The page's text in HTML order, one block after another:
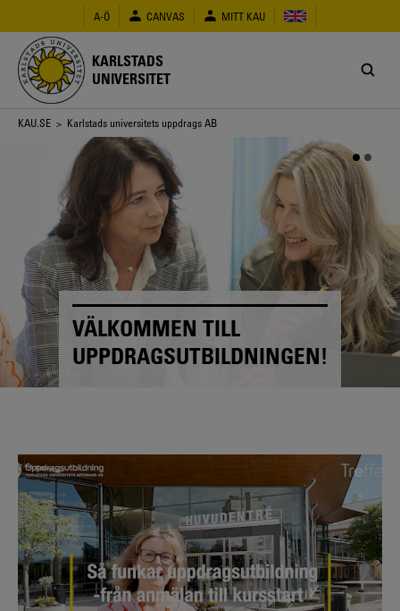
huvudinnehåll
A-Ö CANVAS MITT KAU
KARLSTADS
UNIVERSITET
Länkstig
KAU.SE > Karlstads universitets uppdrags AB
KVALITETSSÄKRA DIN
KOMPETENSUTVECKLING!